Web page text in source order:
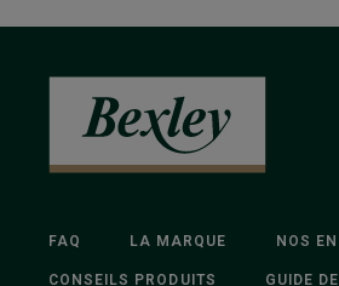
FAQ LA MARQUE NOS
CONSEILS PRODUITS GUIDE